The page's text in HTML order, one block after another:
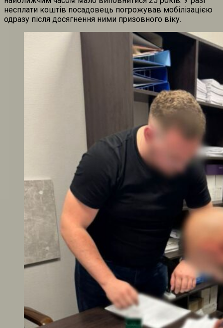
несплати коштів посадовець погрожував мобілізацією
одразу після досягнення ними призовного віку.